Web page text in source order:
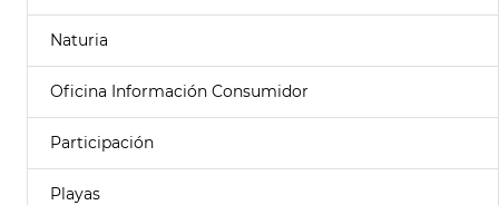
Naturia
Oficina Información Consumidor
Participación
Playas